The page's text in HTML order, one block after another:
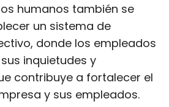
humanos también se
un sistema de
donde los empleados
inquietudes y
contribuye a fortalecer el
y sus empleados.